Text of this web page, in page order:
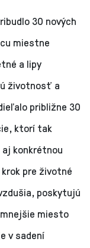
30 nových
miestne
a lipy
životnosť a
približne 30
ktorí tak
konkrétnou
pre životné
poskytujú
miesto
v sadení